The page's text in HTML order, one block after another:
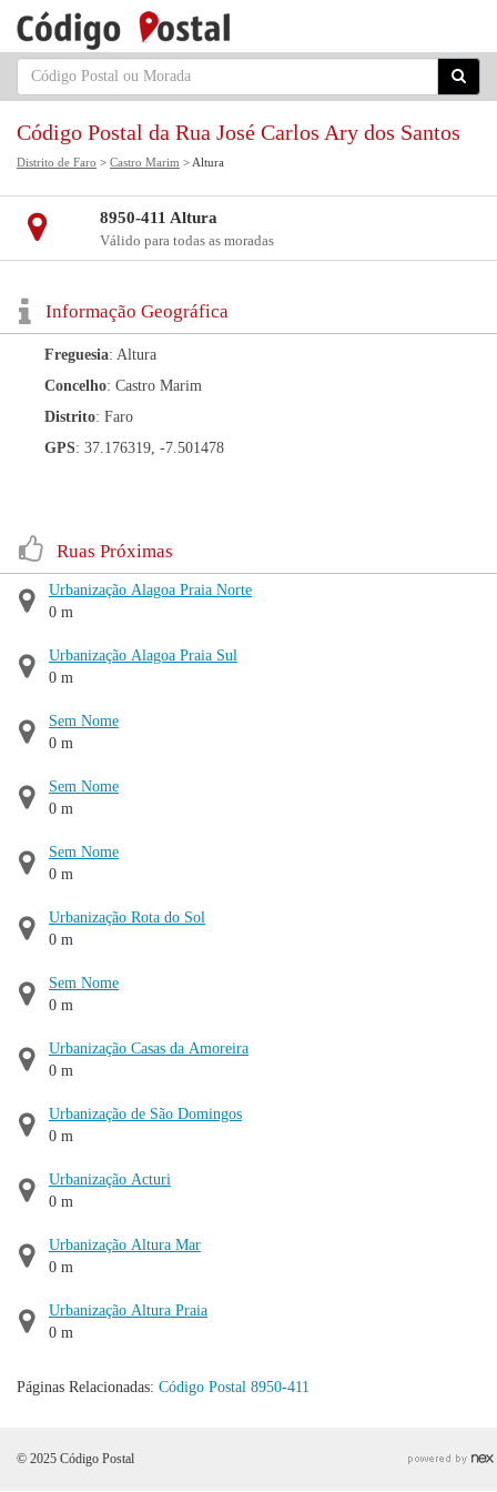
Código Postal da Rua José Carlos Ary dos Santos
Distrito de Faro > Castro Marim > Altura
8950-411 Altura
Válido para todas as moradas
Informação Geográfica
Freguesia: Altura
Concelho: Castro Marim
Distrito: Faro
GPS: 37.176319, -7.501478
Ruas Próximas
Urbanização Alagoa Praia Norte
0 m
Urbanização Alagoa Praia Sul
0 m
Sem Nome
0 m
Sem Nome
0 m
Sem Nome
0 m
Urbanização Rota do Sol
0 m
Sem Nome
0 m
Urbanização Casas da Amoreira
0 m
Urbanização de São Domingos
0 m
Urbanização Acturi
0 m
Urbanização Altura Mar
0 m
Urbanização Altura Praia
0 m
Páginas Relacionadas: Código Postal 8950-411
© 2025 Código Postal